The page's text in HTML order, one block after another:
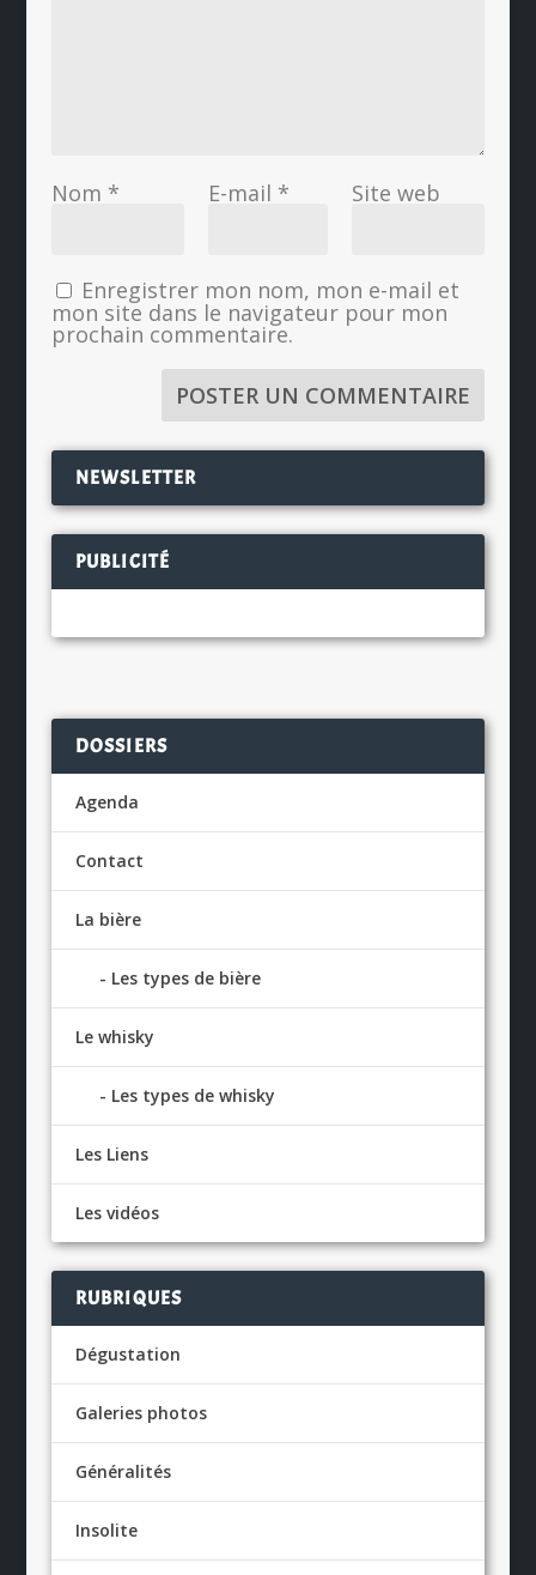
Nom * E-mail * Site web
Enregistrer mon nom, mon e-mail et
mon site dans le navigateur pour mon
prochain commentaire.
NEWSLETTER
PUBLICITÉ
DOSSIERS
Agenda
Contact
La bière
Les types de bière
Le whisky
Les types de whisky
Les Liens
Les vidéos
RUBRIQUES
Dégustation
Galeries photos
Généralités
Insolite